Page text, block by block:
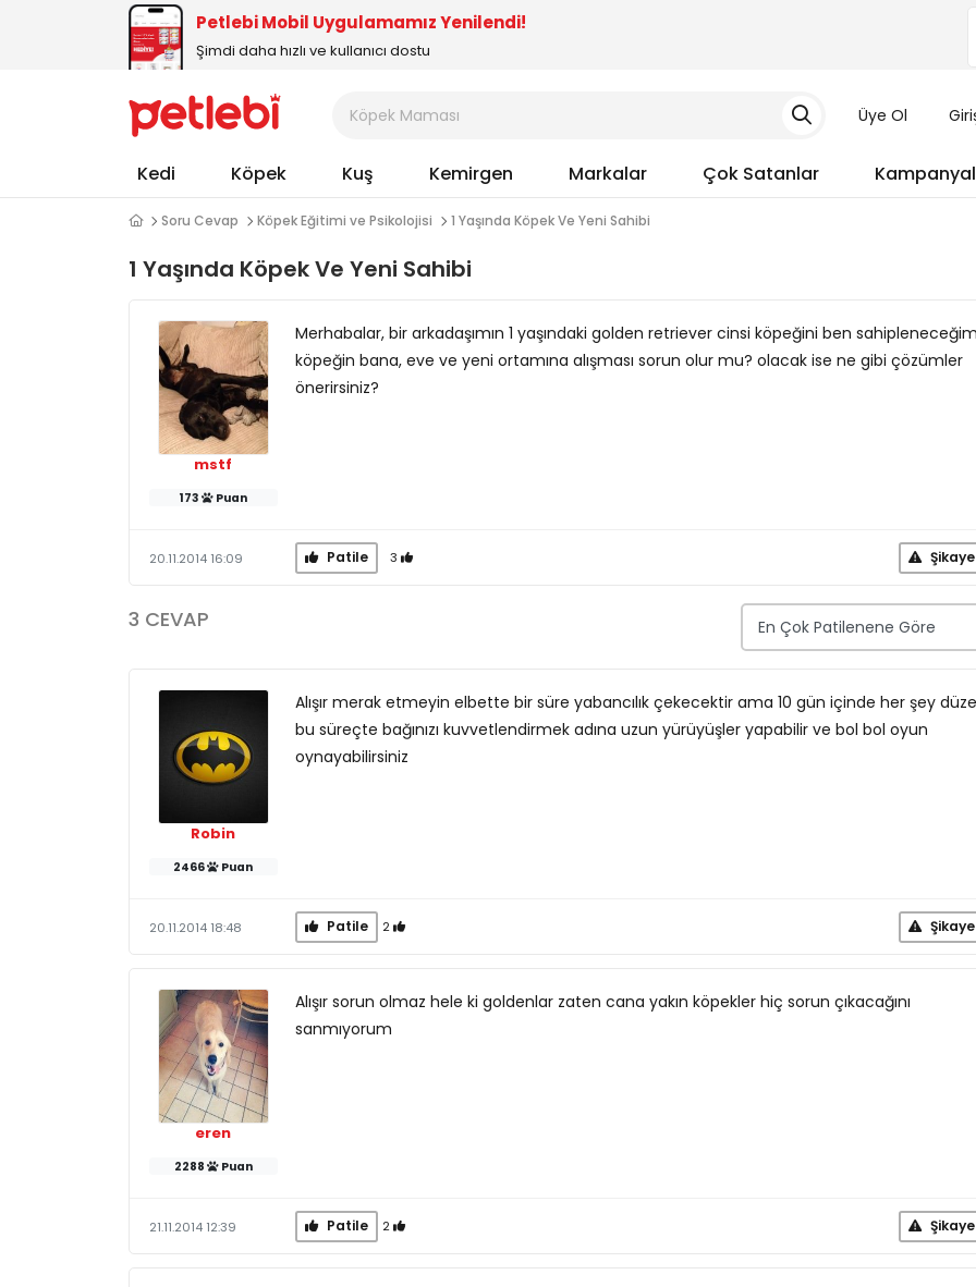
Petlebi Mobil Uygulamamız Yenilendi!
Şimdi daha hızlı ve kullanıcı dostu
Üye Ol
Kedi Köpek Kuş Kemirgen Markalar Çok Satanlar
Soru Cevap Köpek Eğitimi ve Psikolojisi 1 Yaşında Köpek Ve Yeni Sahibi
1 Yaşında Köpek Ve Yeni Sahibi
mstf
173 Puan
Merhabalar, bir arkadaşımın 1 yaşındaki golden retriever cinsi köpeğini ben
köpeğin bana, eve ve yeni ortamına alışması sorun olur mu? olacak ise ne gibi çözümler
önerirsiniz?
20.11.2014 16:09 Patile 3
3 CEVAP
Robin
2466 Puan
Alışır merak etmeyin elbette bir süre yabancılık çekecektir ama 10 gün içinde her şey
bu süreçte bağınızı kuvvetlendirmek adına uzun yürüyüşler yapabilir ve bol bol oyun
oynayabilirsiniz
20.11.2014 18:48 Patile 2
eren
2288 Puan
Alışır sorun olmaz hele ki goldenlar zaten cana yakın köpekler hiç sorun çıkacağını
sanmıyorum
21.11.2014 12:39 Patile 2